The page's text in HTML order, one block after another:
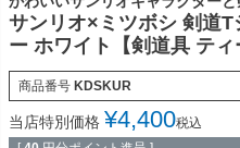
サンリオ×ミツボシ 剣道
ー ホワイト【剣道具 ティ
商品番号 KDSKUR
当店特別価格 ¥4,400税込